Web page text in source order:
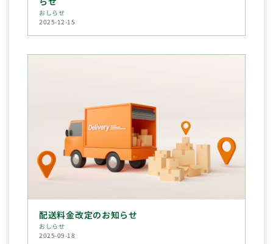
おしらせ
2025-12-15
配送料金改定のお知らせ
おしらせ
2025-09-18